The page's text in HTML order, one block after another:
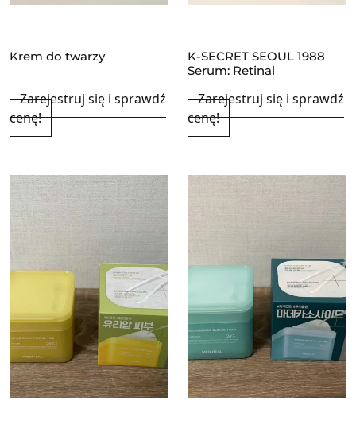
Krem do twarzy
Zarejestruj się i sprawdź
cenę!
K-SECRET SEOUL 1988
Serum: Retinal
Zarejestruj się i sprawdź
cenę!